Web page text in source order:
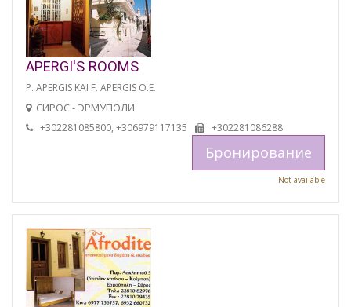
APERGI'S ROOMS
P. APERGIS KAI F. APERGIS O.E.
СИРОС - ЭРМУПОЛИ
+302281085800, +306979117135 +302281086288
Бронирование
Not available